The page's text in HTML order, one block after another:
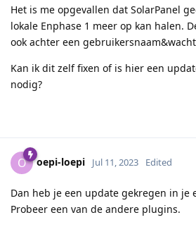
Het is me opgevallen dat SolarPanel
lokale Enphase 1 meer op kan halen.
ook achter een
Kan ik dit zelf fixen of is hier een
nodig?
O oepi-loepi Jul 11, 2023 Edited
Dan heb je een update gekregen in je
Probeer een van de andere plugins.